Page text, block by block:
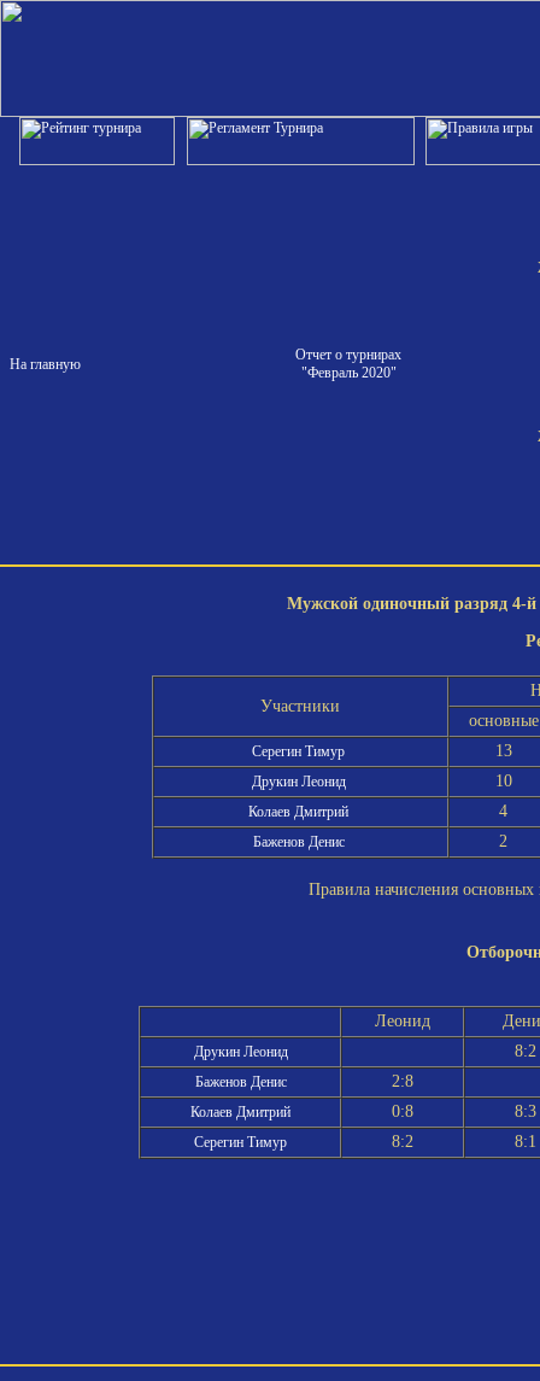
На главную
Отчет о турнирах
"Февраль 2020"
Мужской одиночный разряд 4-й
Участники
основные
Серегин Тимур 13
Друкин Леонид 10
Колаев Дмитрий 4
Баженов Денис 2
Правила начисления
Леонид
Друкин Леонид 8:2
Баженов Денис 2:8
Колаев Дмитрий 0:8 8:3
Серегин Тимур 8:2 8:1